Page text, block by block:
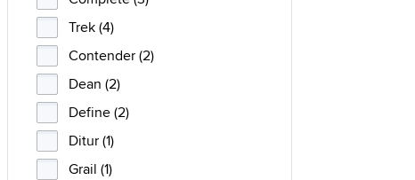
Trek (4)
Contender (2)
Dean (2)
Define (2)
Ditur (1)
Grail (1)